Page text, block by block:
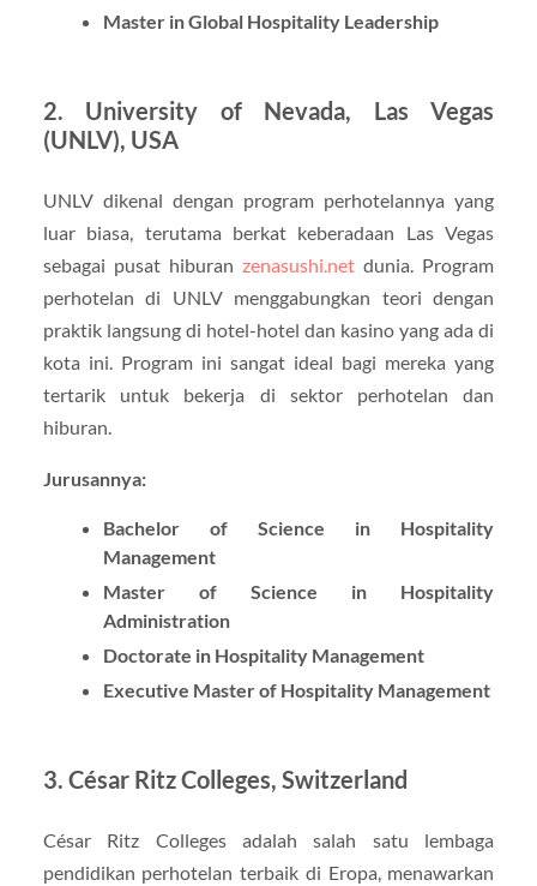
Master in Global Hospitality Leadership
2. University of Nevada, Las Vegas
(UNLV), USA
UNLV dikenal dengan program perhotelannya yang
luar biasa, terutama berkat keberadaan Las Vegas
sebagai pusat hiburanzenasushi.net dunia. Program
perhotelan di UNLV menggabungkan teori dengan
praktik langsung di hotel-hotel dan kasino yang ada di
kota ini. Program ini sangat ideal bagi mereka yang
tertarik untuk bekerja di sektor perhotelan dan
hiburan.
Jurusannya:
Bachelor of Science in Hospitality
Management
Master of Science in Hospitality
Administration
Doctorate in Hospitality Management
Executive Master of Hospitality Management
3. César Ritz Colleges, Switzerland
César Ritz Colleges adalah salah satu lembaga
pendidikan perhotelan terbaik di Eropa, menawarkan